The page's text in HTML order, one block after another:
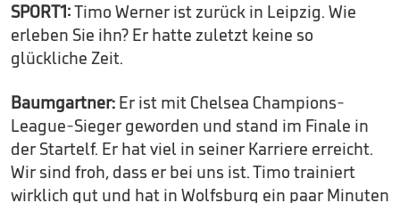
SPORT1:Timo Werner ist zurück in Leipzig. Wie
erleben Sie ihn? Er hatte zuletzt keine so
glückliche Zeit.
Baumgartner: Er ist mit Chelsea Champions-
League-Sieger geworden und stand im Finale in
der Startelf. Er hat viel in seiner Karriere erreicht.
Wir sind froh, dass er bei uns ist. Timo trainiert
wirklich gut und hat in Wolfsburg ein paar Minuten